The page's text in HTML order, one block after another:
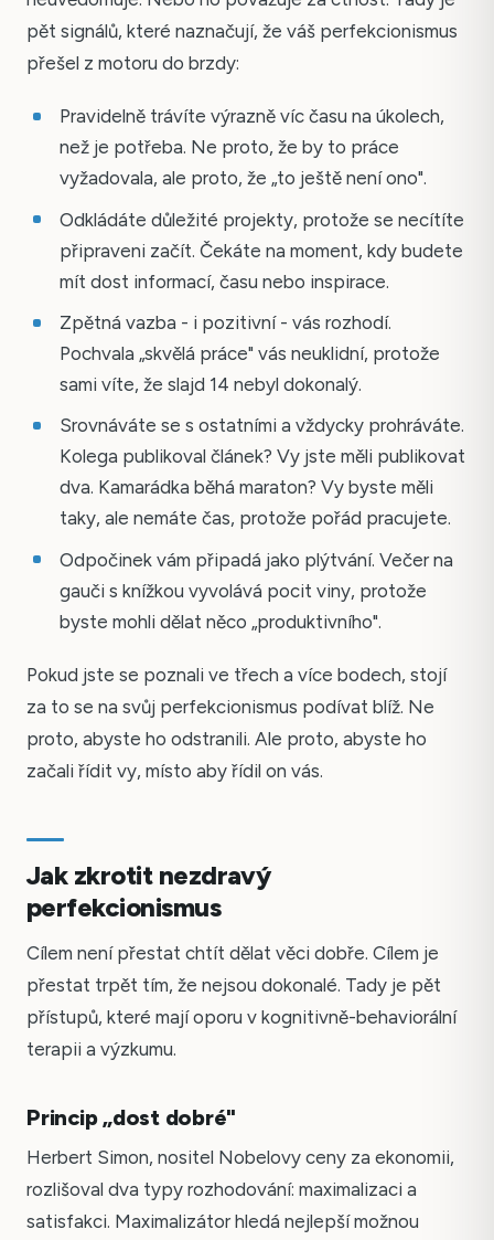
pět signálů, které naznačují, že váš perfekcionismus
přešel z motoru do brzdy:
Pravidelně trávíte výrazně víc času na úkolech,
než je potřeba. Ne proto, že by to práce
vyžadovala, ale proto, že „to ještě není ono".
Odkládáte důležité projekty, protože se necítíte
připraveni začít. Čekáte na moment, kdy budete
mít dost informací, času nebo inspirace.
Zpětná vazba - i pozitivní - vás rozhodí.
Pochvala „skvělá práce" vás neuklidní, protože
sami víte, že slajd 14 nebyl dokonalý.
Srovnáváte se s ostatními a vždycky prohráváte.
Kolega publikoval článek? Vy jste měli publikovat
dva. Kamarádka běhá maraton? Vy byste měli
taky, ale nemáte čas, protože pořád pracujete.
Odpočinek vám připadá jako plýtvání. Večer na
gauči s knížkou vyvolává pocit viny, protože
byste mohli dělat něco „produktivního".
Pokud jste se poznali ve třech a více bodech, stojí
za to se na svůj perfekcionismus podívat blíž. Ne
proto, abyste ho odstranili. Ale proto, abyste ho
začali řídit vy, místo aby řídil on vás.
Jak zkrotit nezdravý
perfekcionismus
Cílem není přestat chtít dělat věci dobře. Cílem je
přestat trpět tím, že nejsou dokonalé. Tady je pět
přístupů, které mají oporu v kognitivně-behaviorální
terapii a výzkumu.
Princip „dost dobré"
Herbert Simon, nositel Nobelovy ceny za ekonomii,
rozlišoval dva typy rozhodování: maximalizaci a
satisfakci. Maximalizátor hledá nejlepší možnou